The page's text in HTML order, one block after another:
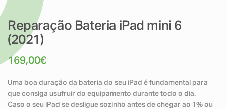
Reparação Bateria iPad mini 6
(2021)
169,00€
Uma boa duração da bateria do seu iPad é fundamental para
que consiga usufruir do equipamento durante todo o dia.
Caso o seu iPad se desligue sozinho antes de chegar ao 1% ou